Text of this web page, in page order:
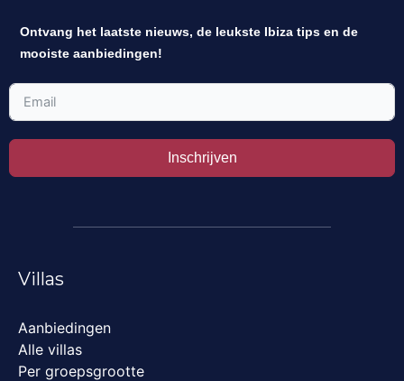
Ontvang het laatste nieuws, de leukste Ibiza tips en de
mooiste aanbiedingen!
Inschrijven
Villas
Aanbiedingen
Alle villas
Per groepsgrootte